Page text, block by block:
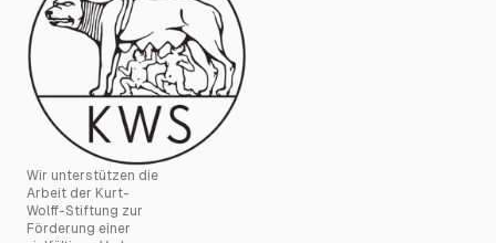
Wir unterstützen die
Arbeit der Kurt-
Wolff-Stiftung zur
Förderung einer